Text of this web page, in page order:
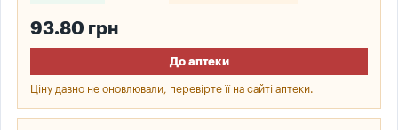
93.80 грн
До аптеки
Ціну давно не оновлювали, перевірте її на сайті аптеки.